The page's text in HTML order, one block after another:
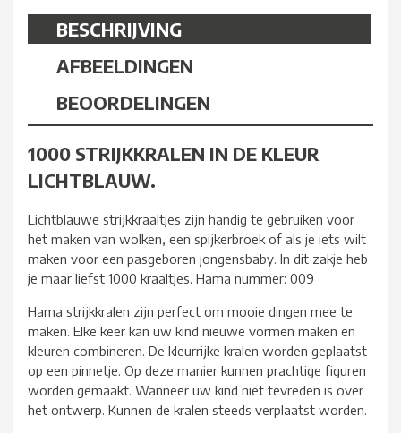
BESCHRIJVING
AFBEELDINGEN
BEOORDELINGEN
1000 STRIJKKRALEN IN DE KLEUR
LICHTBLAUW.
Lichtblauwe strijkkraaltjes zijn handig te gebruiken voor
het maken van wolken, een spijkerbroek of als je iets wilt
maken voor een pasgeboren jongensbaby. In dit zakje heb
je maar liefst 1000 kraaltjes. Hama nummer: 009
Hama strijkkralen zijn perfect om mooie dingen mee te
maken. Elke keer kan uw kind nieuwe vormen maken en
kleuren combineren. De kleurrijke kralen worden geplaatst
op een pinnetje. Op deze manier kunnen prachtige figuren
worden gemaakt. Wanneer uw kind niet tevreden is over
het ontwerp. Kunnen de kralen steeds verplaatst worden.